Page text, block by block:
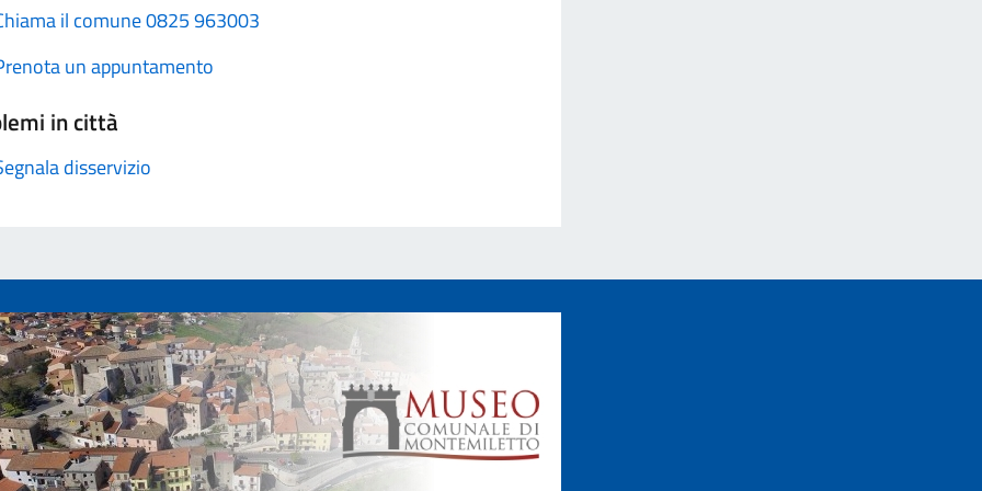
il comune 0825 963003
un appuntamento
in città
disservizio